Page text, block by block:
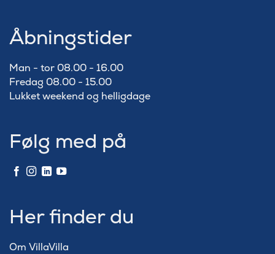
Åbningstider
Man - tor 08.00 - 16.00
Fredag 08.00 - 15.00
Lukket weekend og helligdage
Følg med på
Her finder du
Om VillaVilla